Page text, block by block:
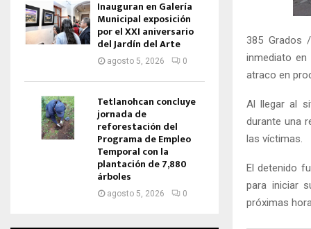
385 Grados
inmediato
atraco en
Al llegar al
durante una
las víctimas.
El detenido
para iniciar
próximas
Inauguran en Galería
Municipal exposición
por el XXI aniversario
del Jardín del Arte
agosto 5, 2026 0
Tetlanohcan concluye
jornada de
reforestación del
Programa de Empleo
Temporal con la
plantación de 7,880
árboles
agosto 5, 2026 0